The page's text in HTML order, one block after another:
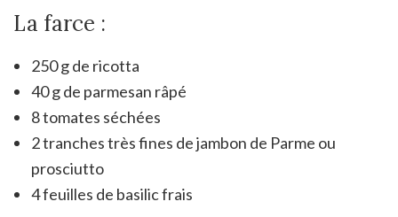
La farce :
250 g de ricotta
40 g de parmesan râpé
8 tomates séchées
2 tranches très fines de jambon de Parme ou
prosciutto
4 feuilles de basilic frais